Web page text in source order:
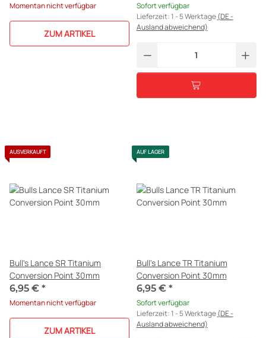
Momentan nicht verfügbar
ZUM ARTIKEL
Sofort verfügbar
Lieferzeit:1 - 5 Werktage(DE -
Ausland abweichend)
AUSVERKAUFT
Bull's Lance SR Titanium
Conversion Point 30mm
6,95 € *
Momentan nicht verfügbar
ZUM ARTIKEL
AUF LAGER
Bull's Lance TR Titanium
Conversion Point 30mm
6,95 € *
Sofort verfügbar
Lieferzeit:1 - 5 Werktage(DE -
Ausland abweichend)